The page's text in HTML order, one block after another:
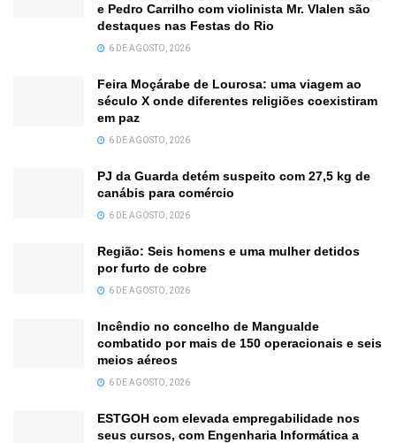
e Pedro Carrilho com violinista Mr. Vlalen são
destaques nas Festas do Rio
6 DE AGOSTO, 2026
Feira Moçárabe de Lourosa: uma viagem ao
século X onde diferentes religiões coexistiram
em paz
6 DE AGOSTO, 2026
PJ da Guarda detém suspeito com 27,5 kg de
canábis para comércio
6 DE AGOSTO, 2026
Região: Seis homens e uma mulher detidos
por furto de cobre
6 DE AGOSTO, 2026
Incêndio no concelho de Mangualde
combatido por mais de 150 operacionais e seis
meios aéreos
6 DE AGOSTO, 2026
ESTGOH com elevada empregabilidade nos
seus cursos, com Engenharia Informática a